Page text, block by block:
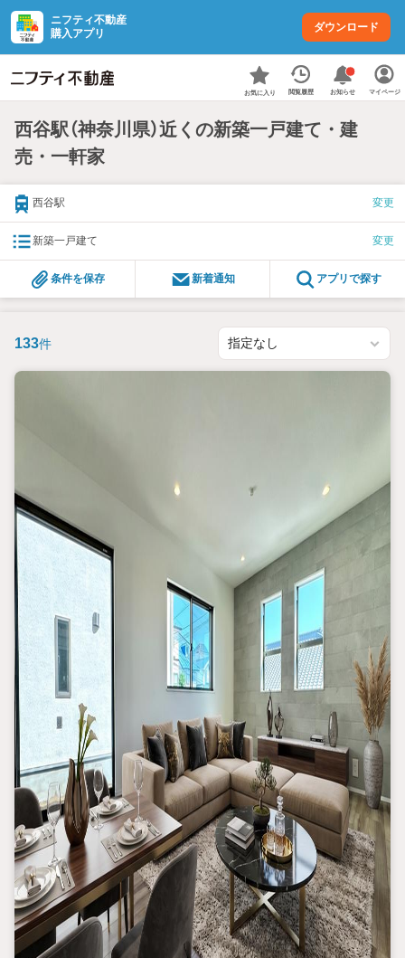
ニフティ不動産
購入アプリ
ダウンロード
お気に入り 閲覧履歴 お知らせ マイページ
西谷駅（神奈川県）近くの新築一戸建て・建
売・一軒家
西谷駅 変更
新築一戸建て 変更
条件を保存 新着通知 アプリで探す
133件